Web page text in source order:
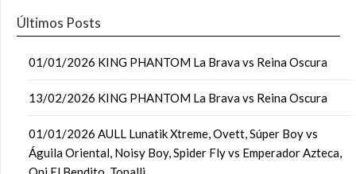
Últimos Posts
01/01/2026 KING PHANTOM La Brava vs Reina Oscura
13/02/2026 KING PHANTOM La Brava vs Reina Oscura
01/01/2026 AULL Lunatik Xtreme, Ovett, Súper Boy vs
Águila Oriental, Noisy Boy, Spider Fly vs Emperador Azteca,